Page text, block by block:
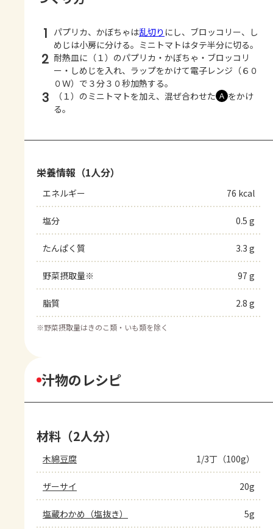
1 パプリカ、かぼちゃは乱切り にし、ブロッコリー、し
めじは小房に分ける。ミニトマトはタテ半分に切る。
2 耐熱皿に（１）のパプリカ・かぼちゃ・ブロッコリ
ー・しめじを入れ、ラップをかけて電子レンジ（６０
０Ｗ）で３分３０秒加熱する。
3 （１）のミニトマトを加え、混ぜ合わせた Ａ をかけ
る。
栄養情報（1人分）
エネルギー 76 kcal
塩分 0.5 g
たんぱく質 3.3 g
野菜摂取量※ 97 g
脂質 2.8 g
※野菜摂取量はきのこ類・いも類を除く
汁物のレシピ
材料（2人分）
木綿豆腐 1/3丁（100g）
ザーサイ 20g
塩蔵わかめ（塩抜き） 5g